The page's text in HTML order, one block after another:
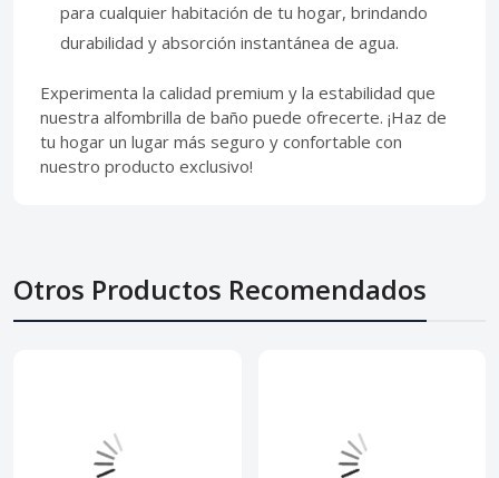
para cualquier habitación de tu hogar, brindando
durabilidad y absorción instantánea de agua.
Experimenta la calidad premium y la estabilidad que
nuestra alfombrilla de baño puede ofrecerte. ¡Haz de
tu hogar un lugar más seguro y confortable con
nuestro producto exclusivo!
Otros Productos Recomendados